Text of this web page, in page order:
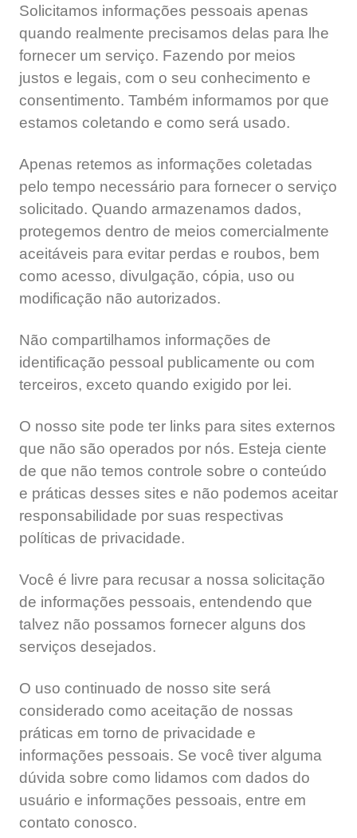
Solicitamos informações pessoais apenas
quando realmente precisamos delas para lhe
fornecer um serviço. Fazendo por meios
justos e legais, com o seu conhecimento e
consentimento. Também informamos por que
estamos coletando e como será usado.
Apenas retemos as informações coletadas
pelo tempo necessário para fornecer o serviço
solicitado. Quando armazenamos dados,
protegemos dentro de meios comercialmente
aceitáveis ​​para evitar perdas e roubos, bem
como acesso, divulgação, cópia, uso ou
modificação não autorizados.
Não compartilhamos informações de
identificação pessoal publicamente ou com
terceiros, exceto quando exigido por lei.
O nosso site pode ter links para sites externos
que não são operados por nós. Esteja ciente
de que não temos controle sobre o conteúdo
e práticas desses sites e não podemos aceitar
responsabilidade por suas respectivas
políticas de privacidade.
Você é livre para recusar a nossa solicitação
de informações pessoais, entendendo que
talvez não possamos fornecer alguns dos
serviços desejados.
O uso continuado de nosso site será
considerado como aceitação de nossas
práticas em torno de privacidade e
informações pessoais. Se você tiver alguma
dúvida sobre como lidamos com dados do
usuário e informações pessoais, entre em
contato conosco.